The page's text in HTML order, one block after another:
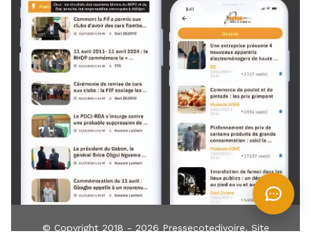
© Copyright 2018 - 2026 Pressecotedivoire. Site